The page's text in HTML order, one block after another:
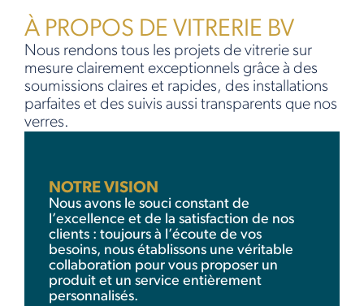
À PROPOS DE VITRERIE BV
Nous rendons tous les projets de vitrerie sur
mesure clairement exceptionnels grâce à des
soumissions claires et rapides, des installations
parfaites et des suivis aussi transparents que nos
verres.
NOTRE VISION
Nous avons le souci constant de
l’excellence et de la satisfaction de nos
clients : toujours à l’écoute de vos
besoins, nous établissons une véritable
collaboration pour vous proposer un
produit et un service entièrement
personnalisés.